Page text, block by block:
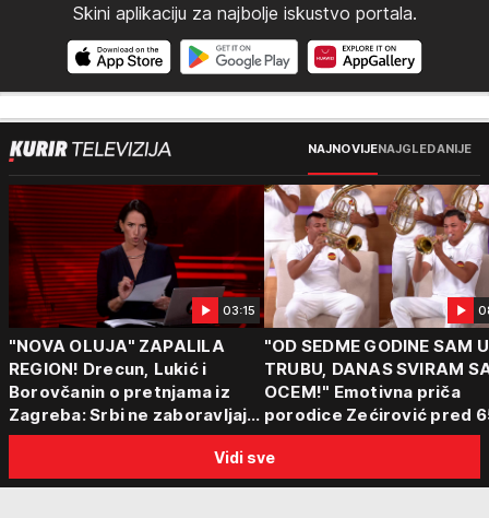
Skini aplikaciju za najbolje iskustvo portala.
NAJNOVIJENAJGLEDANIJE
03:15
"NOVA OLUJA" ZAPALILA
REGION! Drecun, Lukić i
Borovčanin o pretnjama iz
Zagreba: Srbi ne zaboravljaju
progon
"OD SEDME GODINE SAM
TRUBU, DANAS SVIRAM
OCEM!" Emotivna priča
porodice Zećirović pred
Sabor trubača u Guči
Vidi sve